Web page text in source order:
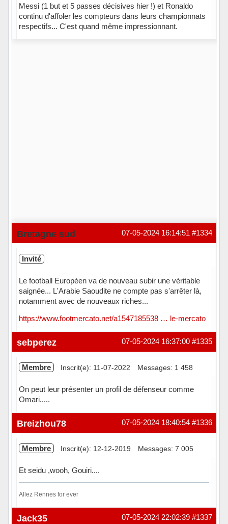
Messi (1 but et 5 passes décisives hier !) et Ronaldo
continu d'affoler les compteurs dans leurs championnats
respectifs... C'est quand même impressionnant.
#1334
07-05-2024 16:14:51
Bretagne sud
Invité
Le football Européen va de nouveau subir une véritable
saignée... L'Arabie Saoudite ne compte pas s'arrêter là,
notamment avec de nouveaux riches...
https://www.footmercato.net/a1547185538 … le-mercato
#1335
07-05-2024 16:37:00
sebperez
Membre Inscrit(e): 11-07-2022 Messages: 1 458
On peut leur présenter un profil de défenseur comme
Omari.....
Hors ligne #1336
07-05-2024 18:40:54
Breizhou78
Membre Inscrit(e): 12-12-2019 Messages: 7 005
Et seidu ,wooh, Gouiri....
Allez Rennes for ever
Hors ligne #1337
07-05-2024 22:02:39
Jack35